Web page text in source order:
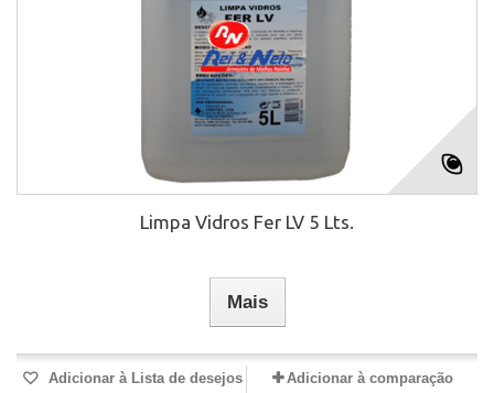
Limpa Vidros Fer LV 5 Lts.
Mais
Adicionar à Lista de desejos Adicionar à comparação